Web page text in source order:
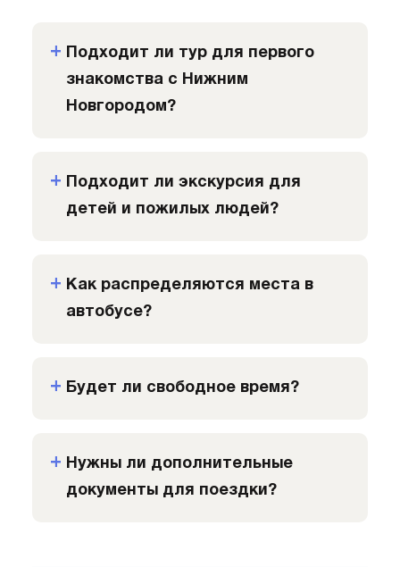
Подходит ли тур для первого
знакомства с Нижним
Новгородом?
Подходит ли экскурсия для
детей и пожилых людей?
Как распределяются места в
автобусе?
Будет ли свободное время?
Нужны ли дополнительные
документы для поездки?